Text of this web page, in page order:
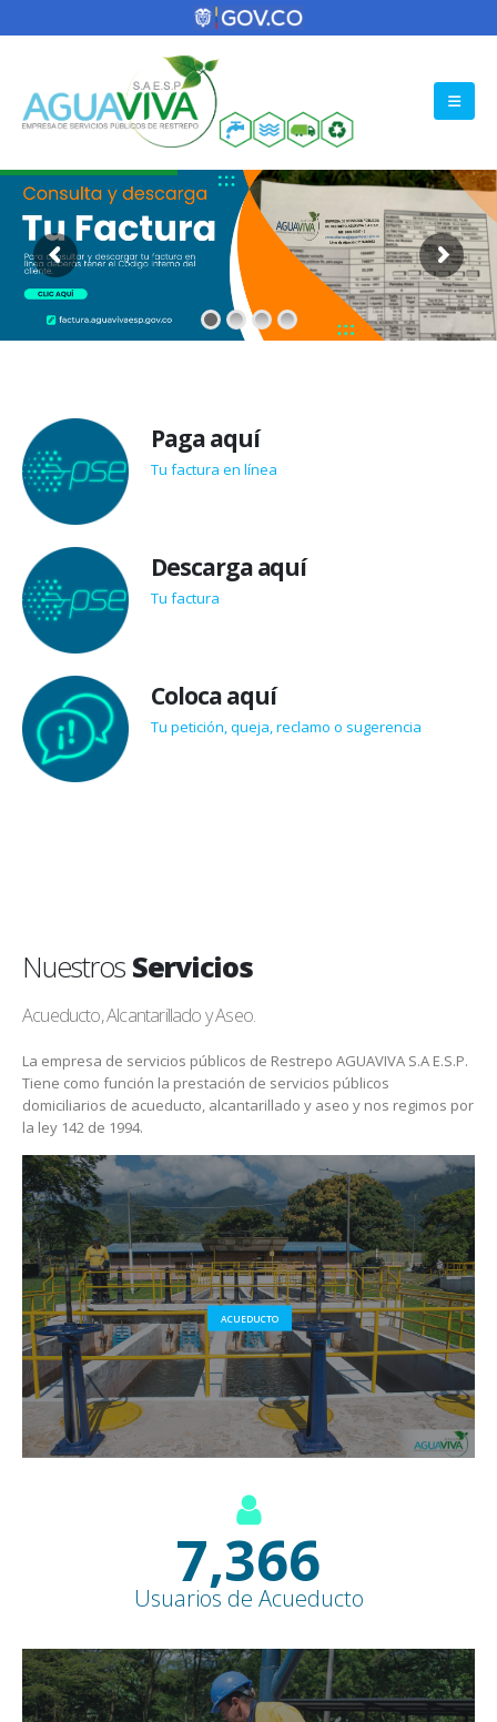
Paga aquí
Tu factura en línea
Descarga aquí
Tu factura
Coloca aquí
Tu petición, queja, reclamo o sugerencia
Nuestros Servicios
Acueducto, Alcantarillado y Aseo.
La empresa de servicios públicos de Restrepo AGUAVIVA S.A E.S.P.
Tiene como función la prestación de servicios públicos
domiciliarios de acueducto, alcantarillado y aseo y nos regimos por
la ley 142 de 1994.
ACUEDUCTO
8,500+
Usuarios de Acueducto